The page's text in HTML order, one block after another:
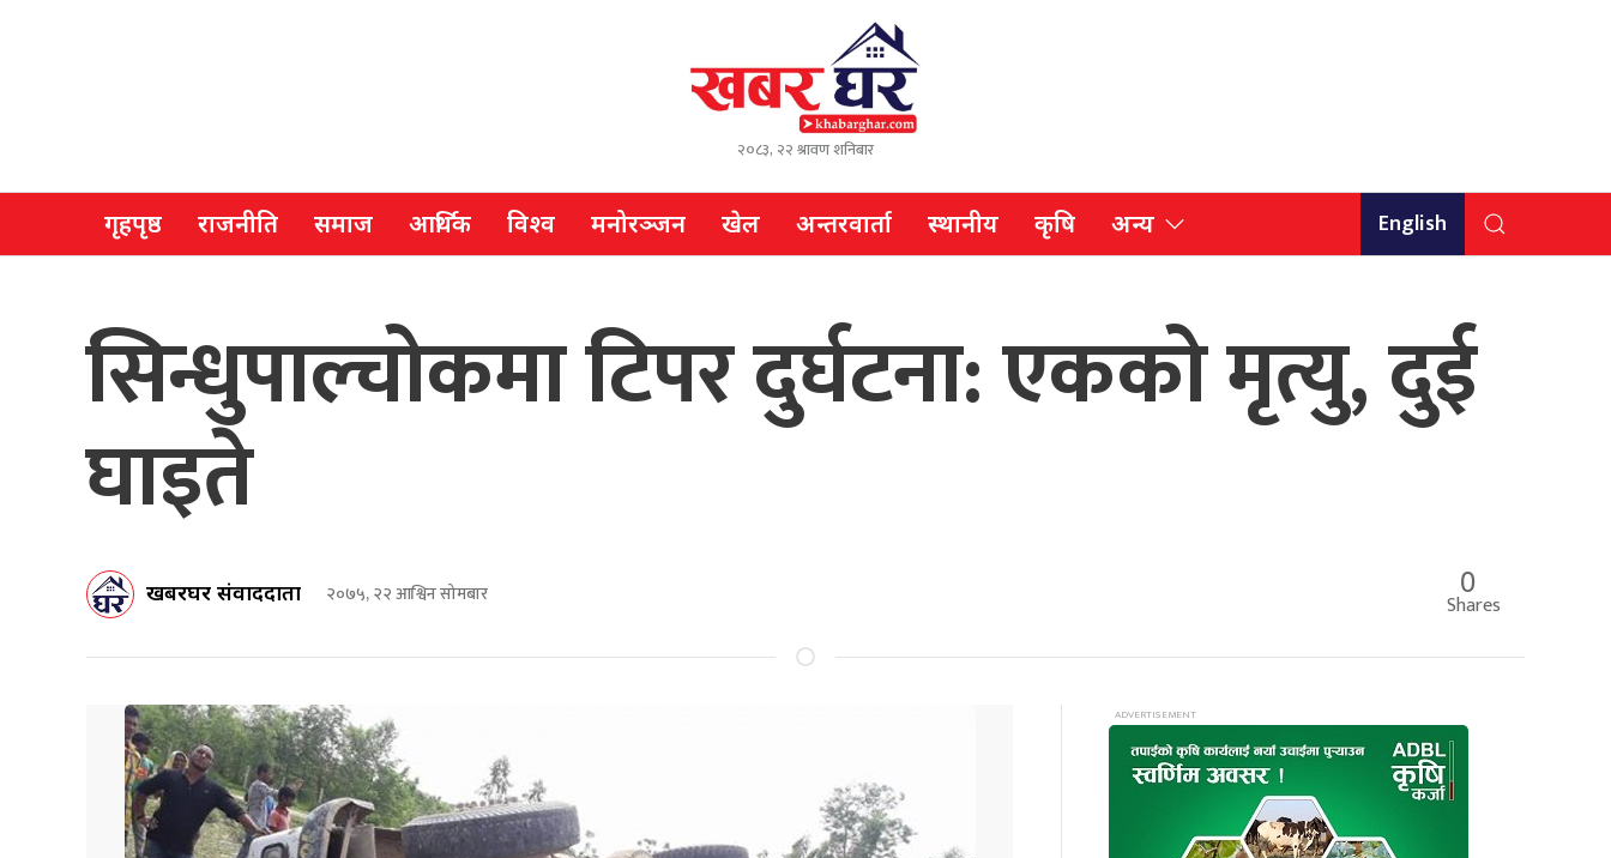
२०८३, २२ श्रावण शनिबार
गृहपृष्ठ राजनीति समाज आर्थिक विश्व मनोरञ्जन खेल अन्तरवार्ता स्थानीय कृषि अन्य English
सिन्धुपाल्चोकमा टिपर दुर्घटना: एकको मृत्यु, दुई
घाइते
खबरघर संवाददाता २०७५, २२ आश्विन सोमबार 0
Shares